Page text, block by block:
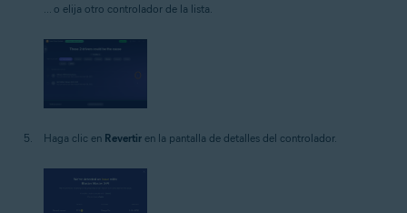
... o elija otro controlador de la lista.
Haga clic en Revertir en la pantalla de detalles del controlador.